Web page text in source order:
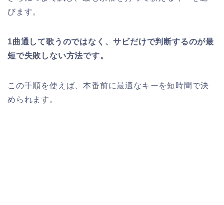
びます。
1曲通して歌うのではなく、サビだけで判断するのが最
短で失敗しない方法です。
この手順を使えば、本番前に最適なキーを短時間で決
められます。